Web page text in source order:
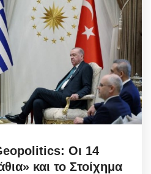
Οι 14
και το Στοίχημα